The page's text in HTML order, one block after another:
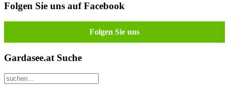
Folgen Sie uns auf Facebook
Folgen Sie uns
Gardasee.at Suche